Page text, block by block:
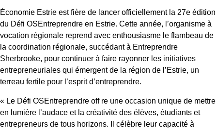
Économie Estrie est fière de lancer officiellement la 27e édition
du Défi OSEntreprendre en Estrie. Cette année, l’organisme à
vocation régionale reprend avec enthousiasme le flambeau de
la coordination régionale, succédant à Entreprendre
Sherbrooke, pour continuer à faire rayonner les initiatives
entrepreneuriales qui émergent de la région de l’Estrie, un
terreau fertile pour l’esprit d’entreprendre.
« Le Défi OSEntreprendre off re une occasion unique de mettre
en lumière l’audace et la créativité des élèves, étudiants et
entrepreneurs de tous horizons. Il célèbre leur capacité à